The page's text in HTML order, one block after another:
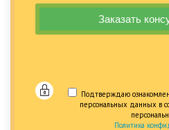
Подтверждаю
персональных данных в
Политика